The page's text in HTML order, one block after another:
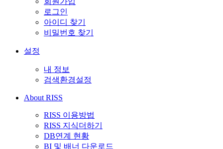
로그인
아이디 찾기
비밀번호 찾기
설정
내 정보
검색환경설정
About RISS
RISS 이용방법
RISS 지식더하기
DB연계 현황
BI 및 배너 다운로드